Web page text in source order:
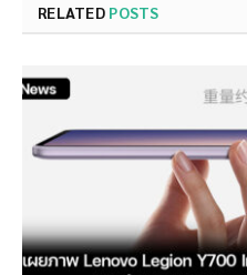
RELATED POSTS